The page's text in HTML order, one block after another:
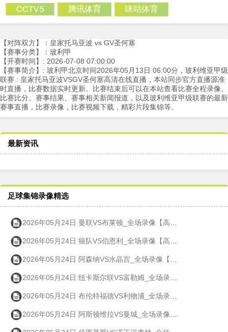
CCTV5 腾讯体育 咪咕体育
【对阵双方】：皇家托马亚波 vs GV圣何塞
【赛事分类】：玻利甲
【开赛时间】: 2026-07-08 07:00:00
【赛事简介】: 玻利甲北京时间2026年05月13日 06:00分，玻利维亚甲级
联赛 : 皇家托马亚波VSGV圣何塞高清在线直播，本站同步官方直播源准
时直播，比赛数据实时更新。比赛结束后可以在本站查看比赛全程录像、
比赛比分、赛事结果、赛事相关新闻报道，以及玻利维亚甲级联赛的最新
赛事直播，比赛录像，比赛视频下载，精彩片段集锦等。
最新资讯
足球集锦录像精选
2026年05月24日 曼联VS布莱顿_全场录像【高清回放】
2026年05月24日 狼队VS伯恩利_全场录像【高清回放】
2026年05月24日 阿森纳VS水晶宫_全场录像【高清回放】
2026年05月24日 纽卡斯尔联VS富勒姆_全场录像【高清回放】
2026年05月24日 布伦特福德VS利物浦_全场录像【高清回放】
2026年05月24日 阿斯顿维拉VS曼城_全场录像【高清回放】